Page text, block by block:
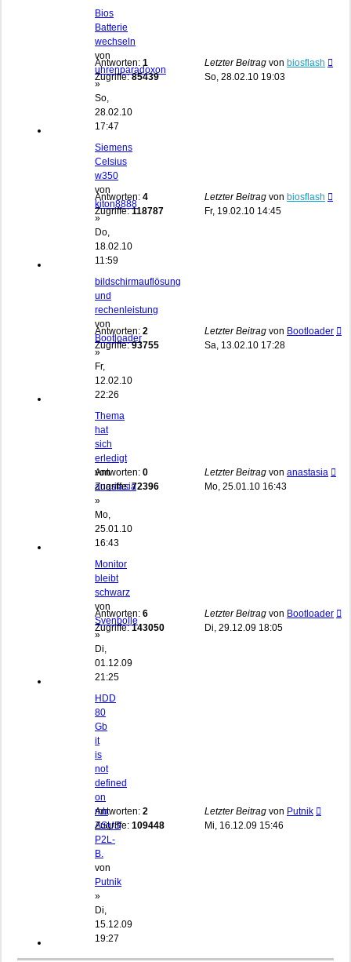
Bios
Batterie
wechseln
von
uhrenparadoxon
»
So,
28.02.10
17:47
Antworten: 1
Zugriffe:85439
Letzter Beitrag von biosflash
So, 28.02.10 19:03
Siemens
Celsius
w350
von
kiton8888
»
Do,
18.02.10
11:59
Antworten: 4
Zugriffe:118787
Letzter Beitrag von biosflash
Fr, 19.02.10 14:45
bildschirmauflösung
und
rechenleistung
von
Bootloader
»
Fr,
12.02.10
22:26
Antworten: 2
Zugriffe:93755
Letzter Beitrag von Bootloader
Sa, 13.02.10 17:28
Thema
hat
sich
erledigt
von
anastasia
»
Mo,
25.01.10
16:43
Antworten: 0
Zugriffe:72396
Letzter Beitrag von anastasia
Mo, 25.01.10 16:43
Monitor
bleibt
schwarz
von
Svenbolle
»
Di,
01.12.09
21:25
Antworten: 6
Zugriffe:143050
Letzter Beitrag von Bootloader
Di, 29.12.09 18:05
HDD
80
Gb
it
is
not
defined
on
mb
ASUS
P2L-
B.
von
Putnik
»
Di,
15.12.09
19:27
Antworten: 2
Zugriffe: 109448
Letzter Beitrag von Putnik
Mi, 16.12.09 15:46